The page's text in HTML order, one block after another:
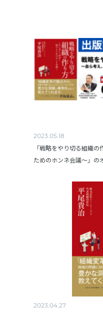
2023.05.18
「戦略をやり切る組織
ためのホンネ会議～」の
2023.04.27